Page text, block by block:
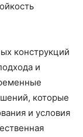
конструкций
и
которые
и условия